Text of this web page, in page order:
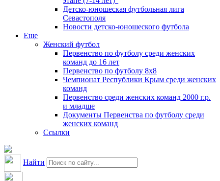
Детско-юношеская футбольная лига
Севастополя
Новости детско-юношеского футбола
Еще
Женский футбол
Первенство по футболу среди женских
команд до 16 лет
Первенство по футболу 8х8
Чемпионат Республики Крым среди женских
команд
Первенство среди женских команд 2000 г.р.
и младше
Документы Первенства по футболу среди
женских команд
Ссылки
Найти